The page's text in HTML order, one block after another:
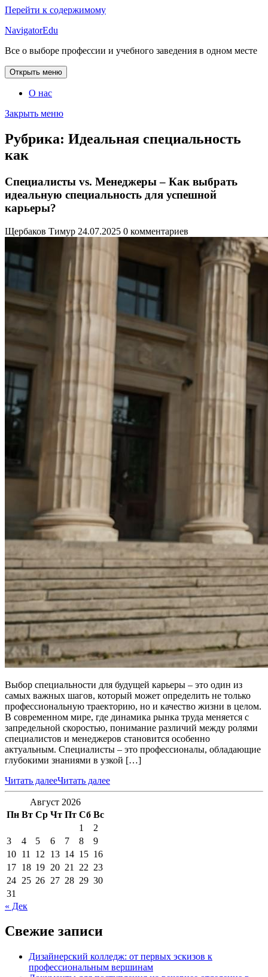
Перейти к содержимому
NavigatorEdu
Все о выборе профессии и учебного заведения в одном месте
Открыть меню
О нас
Закрыть меню
Рубрика: Идеальная специальность
как
Специалисты vs. Менеджеры – Как выбрать
идеальную специальность для успешной
карьеры?
Щербаков Тимур 24.07.2025 0 комментариев
Выбор специальности для будущей карьеры – это один из
самых важных шагов, который может определить не только
профессиональную траекторию, но и качество жизни в целом.
В современном мире, где динамика рынка труда меняется с
запредельной скоростью, понимание различий между ролями
специалистов и менеджеров становится особенно
актуальным. Специалисты – это профессионалы, обладающие
глубокими знаниями в узкой […]
Читать далееЧитать далее
Август 2026
Пн Вт Ср Чт Пт Сб Вс
1
2
3
4 5 6 7 8
9
10 11 12 13 14 15 16
17 18 19 20 21 22 23
24 25 26 27 28 29 30
31
« Дек
Свежие записи
Дизайнерский колледж: от первых эскизов к
профессиональным вершинам